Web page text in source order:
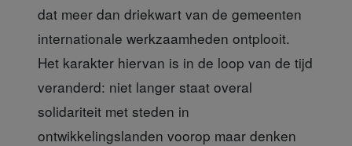
dat meer dan driekwart van de gemeenten
internationale werkzaamheden ontplooit.
Het karakter hiervan is in de loop van de tijd
veranderd: niet langer staat overal
solidariteit met steden in
ontwikkelingslanden voorop maar denken